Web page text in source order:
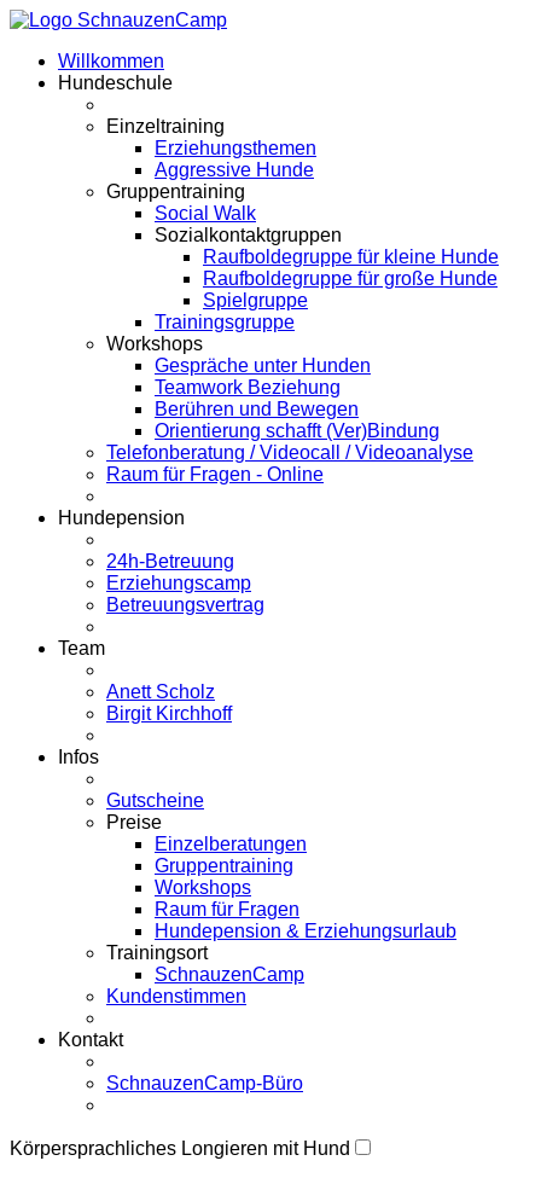
Willkommen
Hundeschule
Einzeltraining
Erziehungsthemen
Aggressive Hunde
Gruppentraining
Social Walk
Sozialkontaktgruppen
Raufboldegruppe für kleine Hunde
Raufboldegruppe für große Hunde
Spielgruppe
Trainingsgruppe
Workshops
Gespräche unter Hunden
Teamwork Beziehung
Berühren und Bewegen
Orientierung schafft (Ver)Bindung
Telefonberatung / Videocall / Videoanalyse
Raum für Fragen - Online
Hundepension
24h-Betreuung
Erziehungscamp
Betreuungsvertrag
Team
Anett Scholz
Birgit Kirchhoff
Infos
Gutscheine
Preise
Einzelberatungen
Gruppentraining
Workshops
Raum für Fragen
Hundepension & Erziehungsurlaub
Trainingsort
SchnauzenCamp
Kundenstimmen
Kontakt
SchnauzenCamp-Büro
Körpersprachliches Longieren mit Hund